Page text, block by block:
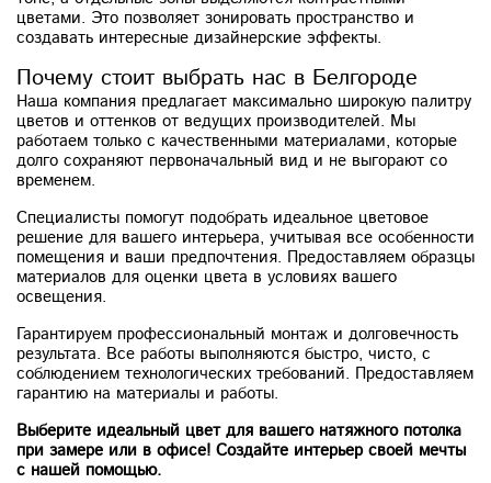
цветами. Это позволяет зонировать пространство и
создавать интересные дизайнерские эффекты.
Почему стоит выбрать нас в Белгороде
Наша компания предлагает максимально широкую палитру
цветов и оттенков от ведущих производителей. Мы
работаем только с качественными материалами, которые
долго сохраняют первоначальный вид и не выгорают со
временем.
Специалисты помогут подобрать идеальное цветовое
решение для вашего интерьера, учитывая все особенности
помещения и ваши предпочтения. Предоставляем образцы
материалов для оценки цвета в условиях вашего
освещения.
Гарантируем профессиональный монтаж и долговечность
результата. Все работы выполняются быстро, чисто, с
соблюдением технологических требований. Предоставляем
гарантию на материалы и работы.
Выберите идеальный цвет для вашего натяжного потолка
при замере или в офисе! Создайте интерьер своей мечты
с нашей помощью.